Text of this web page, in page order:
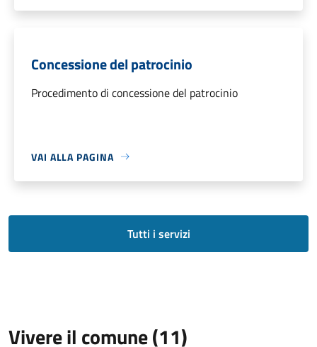
Concessione del patrocinio
Procedimento di concessione del patrocinio
VAI ALLA PAGINA
Tutti i servizi
Vivere il comune (11)